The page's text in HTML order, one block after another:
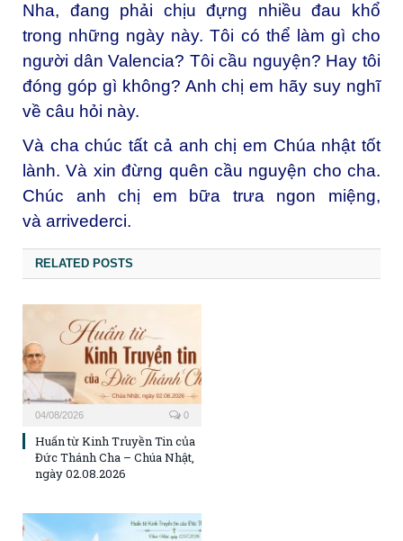
Nha, đang phải chịu đựng nhiều đau khổ
trong những ngày này. Tôi có thể làm gì cho
người dân Valencia? Tôi cầu nguyện? Hay tôi
đóng góp gì không? Anh chị em hãy suy nghĩ
về câu hỏi này.
Và cha chúc tất cả anh chị em Chúa nhật tốt
lành. Và xin đừng quên cầu nguyện cho cha.
Chúc anh chị em bữa trưa ngon miệng,
và arrivederci.
RELATED POSTS
04/08/2026 0
Huấn từ Kinh Truyền Tin của
Đức Thánh Cha – Chúa Nhật,
ngày 02.08.2026